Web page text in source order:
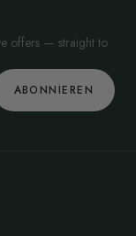
offers — straight to
ABONNIEREN